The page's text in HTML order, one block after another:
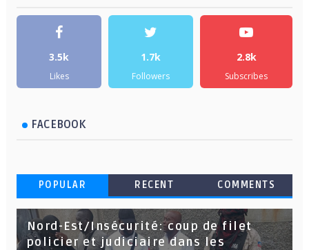
3.5k
Likes
1.7k
Followers
2.8k
Subscribes
FACEBOOK
POPULAR RECENT COMMENTS
Nord-Est/Insécurité: coup de filet
policier et judiciaire dans les